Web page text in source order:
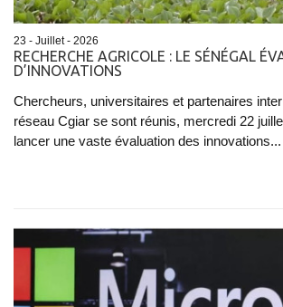
23 - Juillet - 2026
RECHERCHE AGRICOLE : LE SÉNÉGAL
D’INNOVATIONS
Chercheurs, universitaires et partenaires
réseau Cgiar se sont réunis, mercredi 22
lancer une vaste évaluation des innovations...